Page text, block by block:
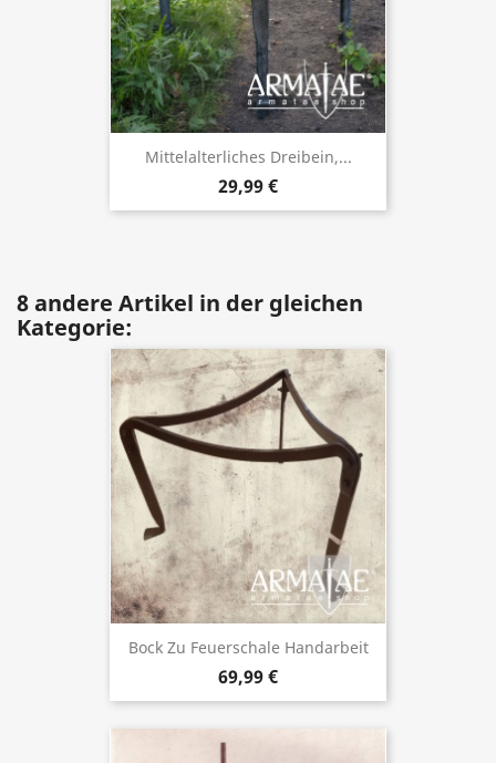
Mittelalterliches Dreibein,...
29,99 €
8 andere Artikel in der gleichen
Kategorie:
Bock Zu Feuerschale Handarbeit
69,99 €